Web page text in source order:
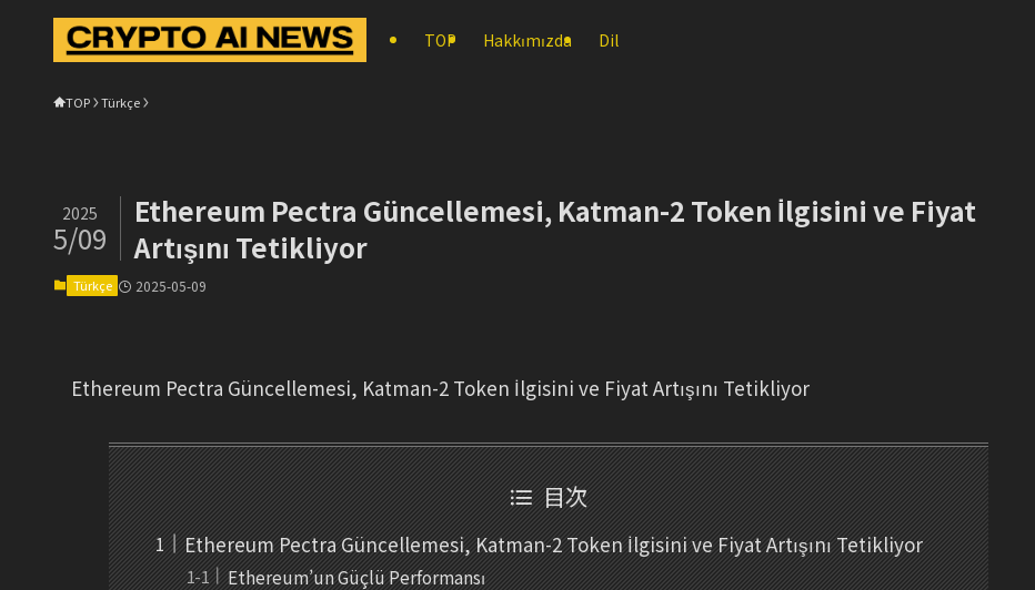
TOP Hakkımızda Dil
TOP Türkçe
Ethereum Pectra Güncellemesi, Katman-2 Token İlgisini ve Fiyat
Artışını Tetikliyor
2025
5/09
Türkçe 2025-05-09
Ethereum Pectra Güncellemesi, Katman-2 Token İlgisini ve Fiyat Artışını Tetikliyor
目次
Ethereum Pectra Güncellemesi, Katman-2 Token İlgisini ve Fiyat Artışını Tetikliyor
Ethereum’un Güçlü Performansı